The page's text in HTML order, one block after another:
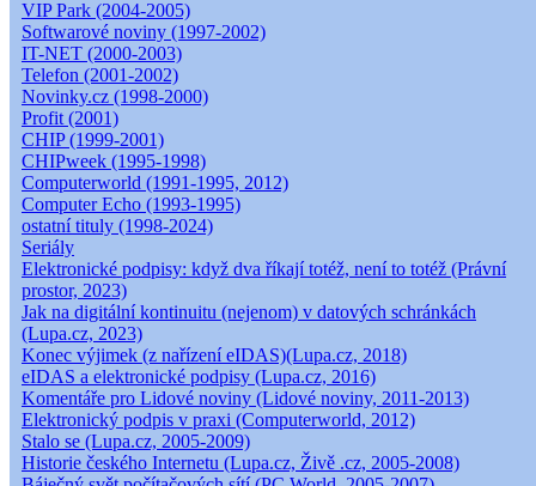
VIP Park (2004-2005)
Softwarové noviny (1997-2002)
IT-NET (2000-2003)
Telefon (2001-2002)
Novinky.cz (1998-2000)
Profit (2001)
CHIP (1999-2001)
CHIPweek (1995-1998)
Computerworld (1991-1995, 2012)
Computer Echo (1993-1995)
ostatní tituly (1998-2024)
Seriály
Elektronické podpisy: když dva říkají totéž, není to totéž (Právní
prostor, 2023)
Jak na digitální kontinuitu (nejenom) v datových schránkách
(Lupa.cz, 2023)
Konec výjimek (z nařízení eIDAS)(Lupa.cz, 2018)
eIDAS a elektronické podpisy (Lupa.cz, 2016)
Komentáře pro Lidové noviny (Lidové noviny, 2011-2013)
Elektronický podpis v praxi (Computerworld, 2012)
Stalo se (Lupa.cz, 2005-2009)
Historie českého Internetu (Lupa.cz, Živě .cz, 2005-2008)